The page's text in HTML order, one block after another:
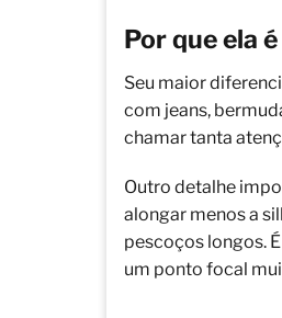
Por que ela
Seu maior
com jeans,
chamar tanta
Outro detalhe
alongar menos a
pescoços longos.
um ponto focal